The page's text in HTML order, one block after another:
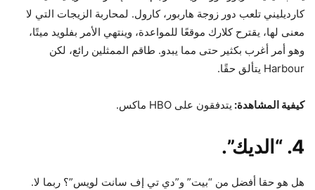
كارديليني تلعب دور زوجة هاربور، كارول. لمحاربة الزيجات التي لا
معنى لها، يقترح كلارك موقعًا للمواعدة، وينتهي الأمر بفلويد ميتًا،
وهو أمر أغرب بكثير حتى مما يبدو. طاقم الممثلين رائع، لكن
Harbour يتألق حقًا.
كيفية المشاهدة: يتدفقون على HBO ماكس.
4. “الديك”.
هل هو حقا أفضل من “بيت” و”دي تي إف سانت لويس”؟ ربما لا.